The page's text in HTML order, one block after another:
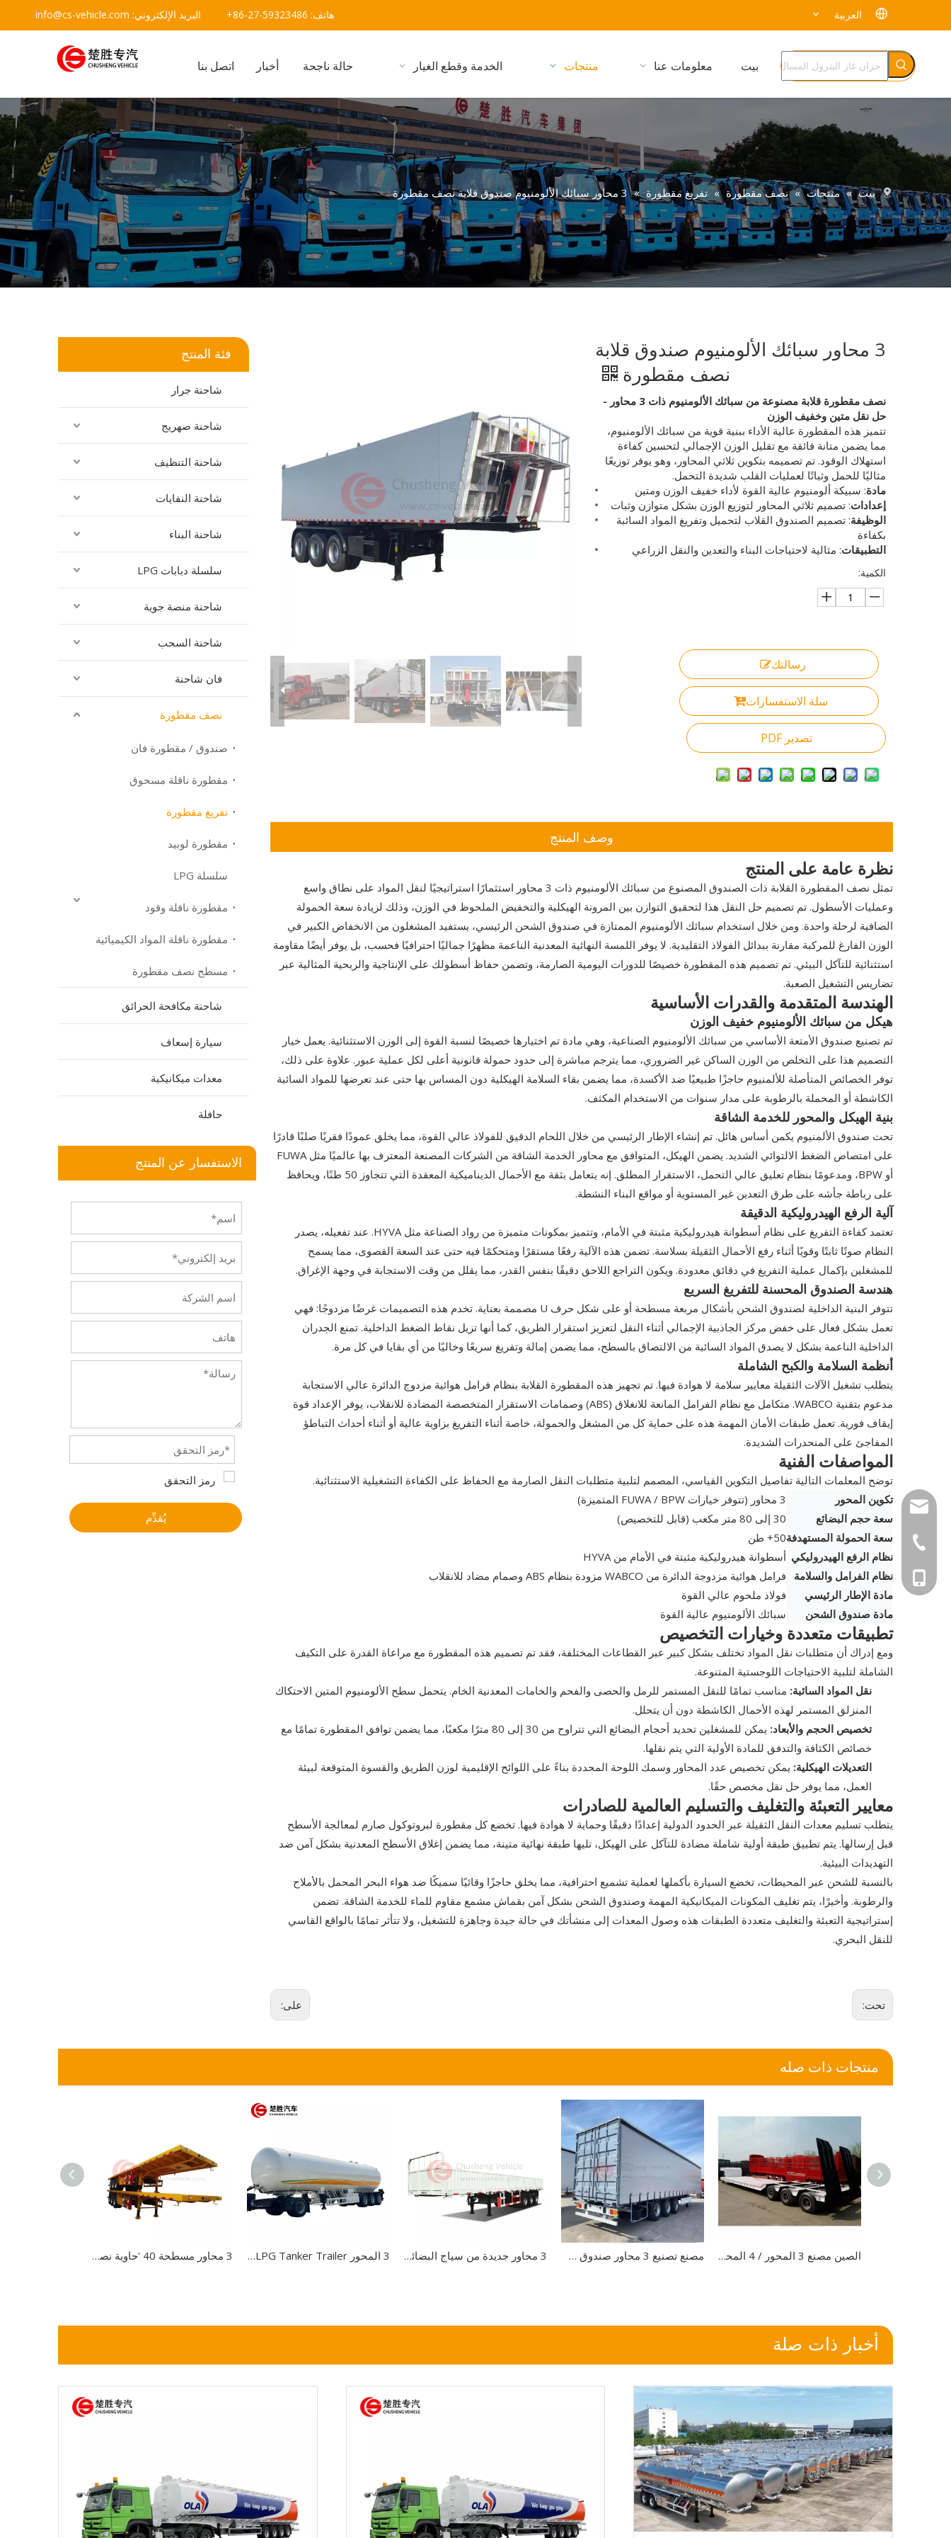
info@cs-
+86-27-59323486
هاتف: 59323486-27-86+ البريد الإلكتروني: info@cs-vehicle.com العربية
بيت معلومات عنا منتجات الخدمة وقطع الغيار حالة ناجحة أخبار اتصل بنا
بيت » منتجات » نصف مقطورة » تفريغ مقطورة » 3 محاور سبائك الألومنيوم صندوق قلابة نصف مقطورة
فئة المنتج
شاحنة جرار
شاحنة صهريج
شاحنة التنظيف
شاحنة النفايات
شاحنة البناء
سلسلة دبابات LPG
شاحنة منصة جوية
شاحنة السحب
فان شاحنة
نصف مقطورة
صندوق / مقطورة فان
مقطورة ناقلة مسحوق
تفريغ مقطورة
مقطورة لوبيد
سلسلة LPG
مقطورة ناقلة وقود
مقطورة ناقلة المواد الكيميائية
مسطح نصف مقطورة
شاحنة مكافحة الحرائق
سيارة إسعاف
معدات ميكانيكية
حافلة
الاستفسار عن المنتج
يُقدِّم
3 محاور سبائك الألومنيوم صندوق قلابة
نصف مقطورة
نصف مقطورة قلابة مصنوعة من سبائك الألومنيوم ذات 3 محاور -
حل نقل متين وخفيف الوزن
تتميز هذه المقطورة عالية الأداء ببنية قوية من سبائك الألومنيوم،
مما يضمن متانة فائقة مع تقليل الوزن الإجمالي لتحسين كفاءة
استهلاك الوقود. تم تصميمه بتكوين ثلاثي المحاور، وهو يوفر توزيعًا
مثاليًا للحمل وثباتًا لعمليات القلب شديدة التحمل.
مادة: سبيكة ألومنيوم عالية القوة لأداء خفيف الوزن ومتين
إعدادات: تصميم ثلاثي المحاور لتوزيع الوزن بشكل متوازن وثبات
الوظيفة: تصميم الصندوق القلاب لتحميل وتفريغ المواد السائبة
بكفاءة
التطبيقات: مثالية لاحتياجات البناء والتعدين والنقل الزراعي
الكمية:
رسالتك
سلة الاستفسارات
تصدير PDF
وصف المنتج
نظرة عامة على المنتج
تمثل نصف المقطورة القلابة ذات الصندوق المصنوع من سبائك الألومنيوم ذات 3 محاور استثمارًا استراتيجيًا لنقل المواد على نطاق واسع
وعمليات الأسطول. تم تصميم حل النقل هذا لتحقيق التوازن بين المرونة الهيكلية والتخفيض الملحوظ في الوزن، وذلك لزيادة سعة الحمولة
الصافية لرحلة واحدة. ومن خلال استخدام سبائك الألومنيوم الممتازة في صندوق الشحن الرئيسي، يستفيد المشغلون من الانخفاض الكبير في
الوزن الفارغ للمركبة مقارنة ببدائل الفولاذ التقليدية. لا يوفر اللمسة النهائية المعدنية الناعمة مظهرًا جماليًا احترافيًا فحسب، بل يوفر أيضًا مقاومة
استثنائية للتآكل البيئي. تم تصميم هذه المقطورة خصيصًا للدورات اليومية الصارمة، وتضمن حفاظ أسطولك على الإنتاجية والربحية المثالية عبر
تضاريس التشغيل الصعبة.
الهندسة المتقدمة والقدرات الأساسية
هيكل من سبائك الألومنيوم خفيف الوزن
تم تصنيع صندوق الأمتعة الأساسي من سبائك الألومنيوم الصناعية، وهي مادة تم اختيارها خصيصًا لنسبة القوة إلى الوزن الاستثنائية. يعمل خيار
التصميم هذا على التخلص من الوزن الساكن غير الضروري، مما يترجم مباشرة إلى حدود حمولة قانونية أعلى لكل عملية عبور. علاوة على ذلك،
توفر الخصائص المتأصلة للألمنيوم حاجزًا طبيعيًا ضد الأكسدة، مما يضمن بقاء السلامة الهيكلية دون المساس بها حتى عند تعرضها للمواد السائبة
الكاشطة أو المحملة بالرطوبة على مدار سنوات من الاستخدام المكثف.
بنية الهيكل والمحور للخدمة الشاقة
تحت صندوق الألمنيوم يكمن أساس هائل. تم إنشاء الإطار الرئيسي من خلال اللحام الدقيق للفولاذ عالي القوة، مما يخلق عمودًا فقريًا صلبًا قادرًا
على امتصاص الضغط الالتوائي الشديد. يضمن الهيكل، المتوافق مع محاور الخدمة الشاقة من الشركات المصنعة المعترف بها عالميًا مثل FUWA
أو BPW، ومدعومًا بنظام تعليق عالي التحمل، الاستقرار المطلق. إنه يتعامل بثقة مع الأحمال الديناميكية المعقدة التي تتجاوز 50 طنًا، ويحافظ
على رباطة جأشه على طرق التعدين غير المستوية أو مواقع البناء النشطة.
آلية الرفع الهيدروليكية الدقيقة
تعتمد كفاءة التفريغ على نظام أسطوانة هيدروليكية مثبتة في الأمام، وتتميز بمكونات متميزة من رواد الصناعة مثل HYVA. عند تفعيله، يصدر
النظام صوتًا ثابتًا وقويًا أثناء رفع الأحمال الثقيلة بسلاسة. تضمن هذه الآلية رفعًا مستقرًا ومتحكمًا فيه حتى عند السعة القصوى، مما يسمح
للمشغلين بإكمال عملية التفريغ في دقائق معدودة. ويكون التراجع اللاحق دقيقًا بنفس القدر، مما يقلل من وقت الاستجابة في وجهة الإغراق.
هندسة الصندوق المحسنة للتفريغ السريع
تتوفر البنية الداخلية لصندوق الشحن بأشكال مربعة مسطحة أو على شكل حرف U مصممة بعناية. تخدم هذه التصميمات غرضًا مزدوجًا: فهي
تعمل بشكل فعال على خفض مركز الجاذبية الإجمالي أثناء النقل لتعزيز استقرار الطريق، كما أنها تزيل نقاط الضغط الداخلية. تمنع الجدران
الداخلية الناعمة بشكل لا يصدق المواد السائبة من الالتصاق بالسطح، مما يضمن إمالة وتفريغ سريعًا وخاليًا من أي بقايا في كل مرة.
أنظمة السلامة والكبح الشاملة
يتطلب تشغيل الآلات الثقيلة معايير سلامة لا هوادة فيها. تم تجهيز هذه المقطورة القلابة بنظام فرامل هوائية مزدوج الدائرة عالي الاستجابة
مدعوم بتقنية WABCO. متكامل مع نظام الفرامل المانعة للانغلاق (ABS) وصمامات الاستقرار المتخصصة المضادة للانقلاب، يوفر الإعداد قوة
إيقاف فورية. تعمل طبقات الأمان المهمة هذه على حماية كل من المشغل والحمولة، خاصة أثناء التفريغ بزاوية عالية أو أثناء أحداث التباطؤ
المفاجئ على المنحدرات الشديدة.
المواصفات الفنية
توضح المعلمات التالية تفاصيل التكوين القياسي، المصمم لتلبية متطلبات النقل الصارمة مع الحفاظ على الكفاءة التشغيلية الاستثنائية.
تكوين المحور
3 محاور (تتوفر خيارات FUWA / BPW المتميزة)
سعة حجم البضائع
30 إلى 80 متر مكعب (قابل للتخصيص)
سعة الحمولة المستهدفة50+ طن
نظام الرفع الهيدروليكي أسطوانة هيدروليكية مثبتة في الأمام من HYVA
نظام الفرامل والسلامة
فرامل هوائية مزدوجة الدائرة من WABCO مزودة بنظام ABS وصمام مضاد للانقلاب
مادة الإطار الرئيسي
فولاذ ملحوم عالي القوة
مادة صندوق الشحن
سبائك الألومنيوم عالية القوة
تطبيقات متعددة وخيارات التخصيص
ومع إدراك أن متطلبات نقل المواد تختلف بشكل كبير عبر القطاعات المختلفة، فقد تم تصميم هذه المقطورة مع مراعاة القدرة على التكيف
الشاملة لتلبية الاحتياجات اللوجستية المتنوعة.
نقل المواد السائبة: مناسب تمامًا للنقل المستمر للرمل والحصى والفحم والخامات المعدنية الخام. يتحمل سطح الألومنيوم المتين الاحتكاك
المنزلق المستمر لهذه الأحمال الكاشطة دون أن يتحلل.
تخصيص الحجم والأبعاد:
يمكن للمشغلين تحديد أحجام البضائع التي تتراوح من 30 إلى 80 مترًا مكعبًا، مما يضمن توافق المقطورة تمامًا مع
خصائص الكثافة والتدفق للمادة الأولية التي يتم نقلها.
التعديلات الهيكلية: يمكن تخصيص عدد المحاور وسمك اللوحة المحددة بناءً على اللوائح الإقليمية لوزن الطريق والقسوة المتوقعة لبيئة
العمل، مما يوفر حل نقل مخصص حقًا.
معايير التعبئة والتغليف والتسليم العالمية للصادرات
يتطلب تسليم معدات النقل الثقيلة عبر الحدود الدولية إعدادًا دقيقًا وحماية لا هوادة فيها. تخضع كل مقطورة لبروتوكول صارم لمعالجة الأسطح
قبل إرسالها. يتم تطبيق طبقة أولية شاملة مضادة للتآكل على الهيكل، تليها طبقة نهائية متينة، مما يضمن إغلاق الأسطح المعدنية بشكل آمن ضد
التهديدات البيئية.
بالنسبة للشحن عبر المحيطات، تخضع السيارة بأكملها لعملية تشميع احترافية، مما يخلق حاجزًا وقائيًا سميكًا ضد هواء البحر المحمل بالأملاح
والرطوبة. وأخيرًا، يتم تغليف المكونات الميكانيكية المهمة وصندوق الشحن بشكل آمن بقماش مشمع مقاوم للماء للخدمة الشاقة. تضمن
إستراتيجية التعبئة والتغليف متعددة الطبقات هذه وصول المعدات إلى منشأتك في حالة جيدة وجاهزة للتشغيل، ولا تتأثر تمامًا بالواقع القاسي
للنقل البحري.
على: تحت:
منتجات ذات صله
3 محاور مسطحة 40 'حاوية نصف مقطورة 3 المحور LPG Tanker Trailer جديد LPG Tanker نصف مقطورة للبيع 3 محاور جديدة من سياج البضائع الجانبية الجدار نصف مقطورة لالتقاط اللوجستية مصنع تصنيع 3 محاور صندوق شحن ستارة جانبية نصف مقطورة صندوق شاحنة فان مقطورة الصين مصنع 3 المحور / 4 المحور / 5 المحور مقطورة منخفضة التحميل Lowbed نصف مقطورة لحمل حفارة الرافعة
أخبار ذات صلة